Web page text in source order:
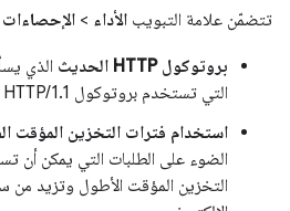
تتضمّن علامة التبويب الأداء > الإحصاءات
بروتوكول HTTP الحديث
الذي
التي تستخدم بروتوكول HTTP/1.1 القديم
استخدام فترات التخزين المؤقت
الضوء على الطلبات التي يمكن أن
التخزين المؤقت الأطول وتزيد